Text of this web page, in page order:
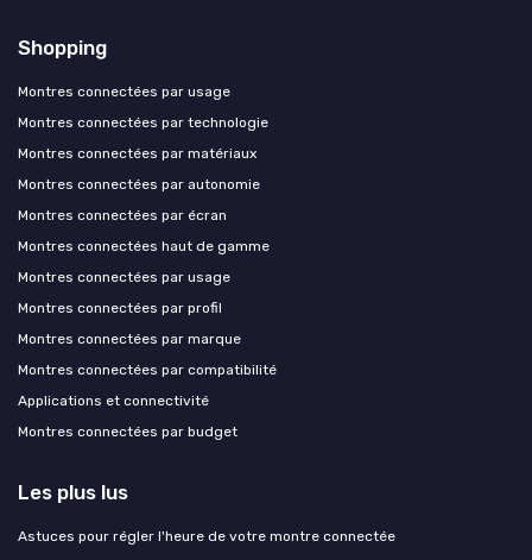
Shopping
Montres connectées par usage
Montres connectées par technologie
Montres connectées par matériaux
Montres connectées par autonomie
Montres connectées par écran
Montres connectées haut de gamme
Montres connectées par usage
Montres connectées par profil
Montres connectées par marque
Montres connectées par compatibilité
Applications et connectivité
Montres connectées par budget
Les plus lus
Astuces pour régler l'heure de votre montre connectée